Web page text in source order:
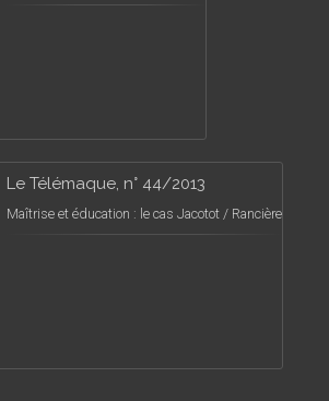
Le Télémaque, n° 44/2013
Maîtrise et éducation : le cas Jacotot / Rancière